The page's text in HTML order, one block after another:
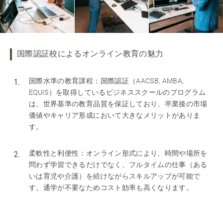
国際認証校によるオンライン教育の魅力
国際水準の教育課程：国際認証（AACSB, AMBA,
EQUIS）を取得しているビジネススクールのプログラム
は、世界基準の教育品質を保証しており、卒業後の市場
価値やキャリア形成において大きなメリットがありま
す。
柔軟性と利便性：オンライン形式により、時間や場所を
問わず学習できるだけでなく、フルタイムの仕事（ある
いは育児や介護）を続けながらスキルアップが可能で
す。通学が不要なためコスト効率も高くなります。